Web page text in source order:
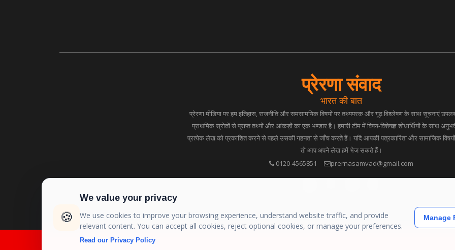
🍪
We value your privacy
We use cookies to improve your browsing experience, understand website traffic, and provide
relevant content. You can accept all cookies, reject optional cookies, or manage your preferences.
Read our Privacy Policy
Manage
प्रेरणा संवाद
भारत की बात
प्रेरणा मीडिया पर हम इतिहास, राजनीति और समसामयिक विषयों पर तथ्यपरक और गूढ़ विश्लेषण के साथ सूचनाएं
प्राथमिक स्रोतों से प्राप्त तथ्यों और आंकड़ों का एक भण्डार है। हमारी टीम में विषय-विशेषज्ञ शोधार्थियों के साथ
प्रत्येक लेख को प्रकाशित करने से पहले उसकी गहनता से जाँच करते हैं। यदि आपकी पत्रकारिता और सामाजिक
तो आप अपने लेख हमें भेज सकते हैं।
0120-4565851
prernasamvad@gmail.com
Copyright © 2026 Prerna Media All Rights Reserved.